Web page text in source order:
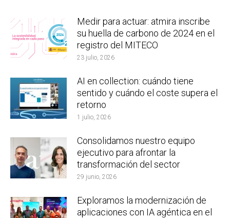
Medir para actuar: atmira inscribe
su huella de carbono de 2024 en el
registro del MITECO
23 julio, 2026
AI en collection: cuándo tiene
sentido y cuándo el coste supera el
retorno
1 julio, 2026
Consolidamos nuestro equipo
ejecutivo para afrontar la
transformación del sector
29 junio, 2026
Exploramos la modernización de
aplicaciones con IA agéntica en el